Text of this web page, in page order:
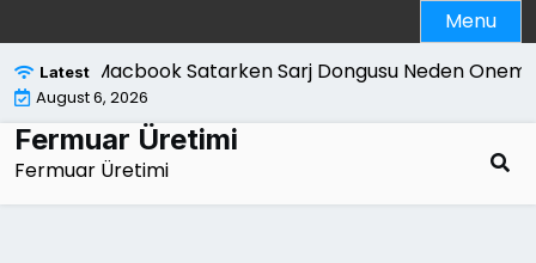
to
content
Menu
LatestMacbook Satarken Sarj Dongusu Neden
August 6, 2026
Fermuar Üretimi
Fermuar Üretimi